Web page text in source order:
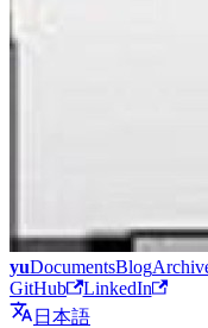
yuDocumentsBlog
GitHub
LinkedIn
日本語